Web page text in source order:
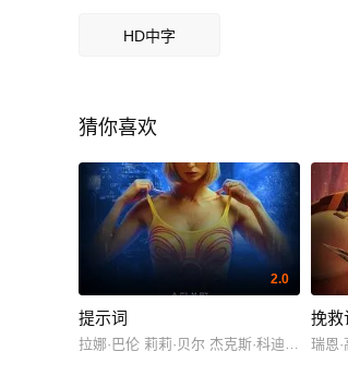
HD中字
猜你喜欢
2.0
提示词
拉娜·巴伦 莉莉·贝尔 杰克斯·科迪 里比·
挽救
瑞恩